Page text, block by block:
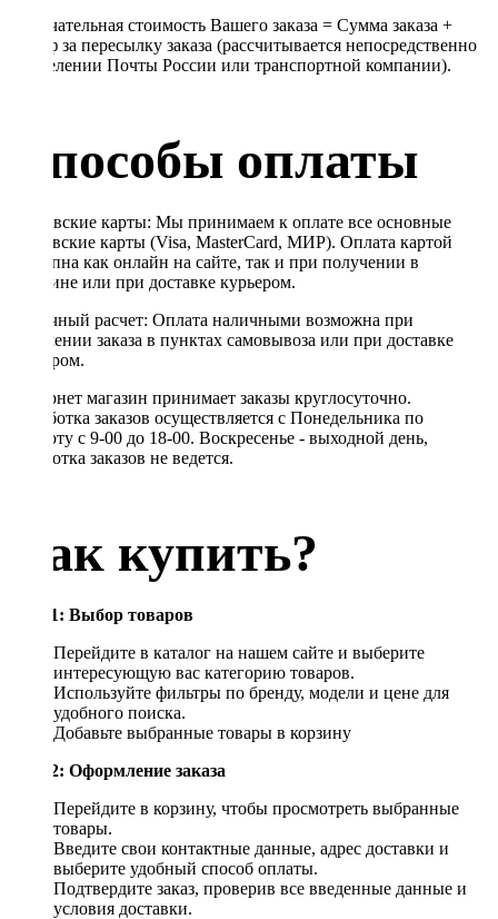
Окончательная стоимость Вашего заказа = Сумма заказа +
Тариф за пересылку заказа (рассчитывается непосредственно
в отделении Почты России или транспортной компании).
Способы оплаты
Банковские карты: Мы принимаем к оплате все основные
банковские карты (Visa, MasterCard, МИР). Оплата картой
доступна как онлайн на сайте, так и при получении в
магазине или при доставке курьером.
Наличный расчет: Оплата наличными возможна при
получении заказа в пунктах самовывоза или при доставке
курьером.
Интернет магазин принимает заказы круглосуточно.
Обработка заказов осуществляется с Понедельника по
Субботу с 9-00 до 18-00. Воскресенье - выходной день,
обработка заказов не ведется.
Как купить?
Шаг 1: Выбор товаров
Перейдите в каталог на нашем сайте и выберите
интересующую вас категорию товаров.
Используйте фильтры по бренду, модели и цене для
удобного поиска.
Добавьте выбранные товары в корзину
Шаг 2: Оформление заказа
Перейдите в корзину, чтобы просмотреть выбранные
товары.
Введите свои контактные данные, адрес доставки и
выберите удобный способ оплаты.
Подтвердите заказ, проверив все введенные данные и
условия доставки.